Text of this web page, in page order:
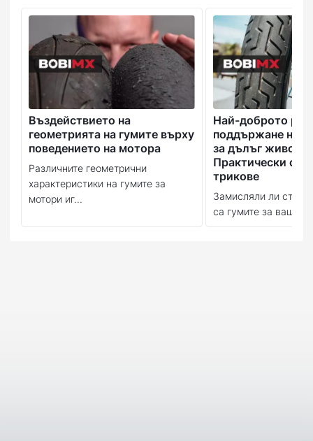
Въздействието на
геометрията на гумите върху
поведението на мотора
Различните геометрични
характеристики на гумите за
мотори иг...
Най-доброто
поддържане на
за дълъг живот:
Практически
трикове
Замисляли ли сте
са гумите за вашия